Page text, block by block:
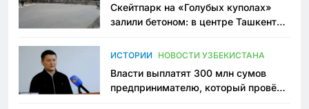
Скейтпарк на «Голубых куполах»
залили бетоном: в центре Ташкента
пространство
ИСТОРИИ НОВОСТИ УЗБЕКИСТАНА
Власти выплатят 300 млн сумов
предпринимателю, который провёл